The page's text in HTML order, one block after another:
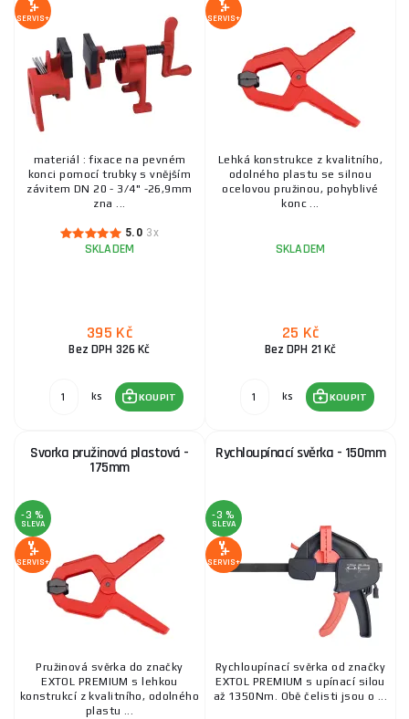
SERVIS+
materiál : fixace na pevném
konci pomocí trubky s vnějším
závitem DN 20 - 3/4" -26,9mm
zna ...
5.0 3x
SKLADEM
395 Kč
Bez DPH 326 Kč
ks KOUPIT
SERVIS+
Lehká konstrukce z kvalitního,
odolného plastu se silnou
ocelovou pružinou, pohyblivé
konc ...
SKLADEM
25 Kč
Bez DPH 21 Kč
ks KOUPIT
Svorka pružinová plastová -
175mm
-3 %
SLEVA
SERVIS+
Pružinová svěrka do značky
EXTOL PREMIUM s lehkou
konstrukcí z kvalitního, odolného
plastu ...
Rychloupínací svěrka - 150mm
-3 %
SLEVA
SERVIS+
Rychloupínací svěrka od značky
EXTOL PREMIUM s upínací silou
až 1350Nm. Obě čelisti jsou o ...